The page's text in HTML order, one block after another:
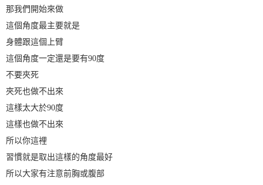
那我們開始來做
這個角度最主要就是
身體跟這個上臂
這個角度一定還是要有90度
不要夾死
夾死也做不出來
這樣太大於90度
這樣也做不出來
所以你這裡
習慣就是取出這樣的角度最好
所以大家有注意前胸或腹部